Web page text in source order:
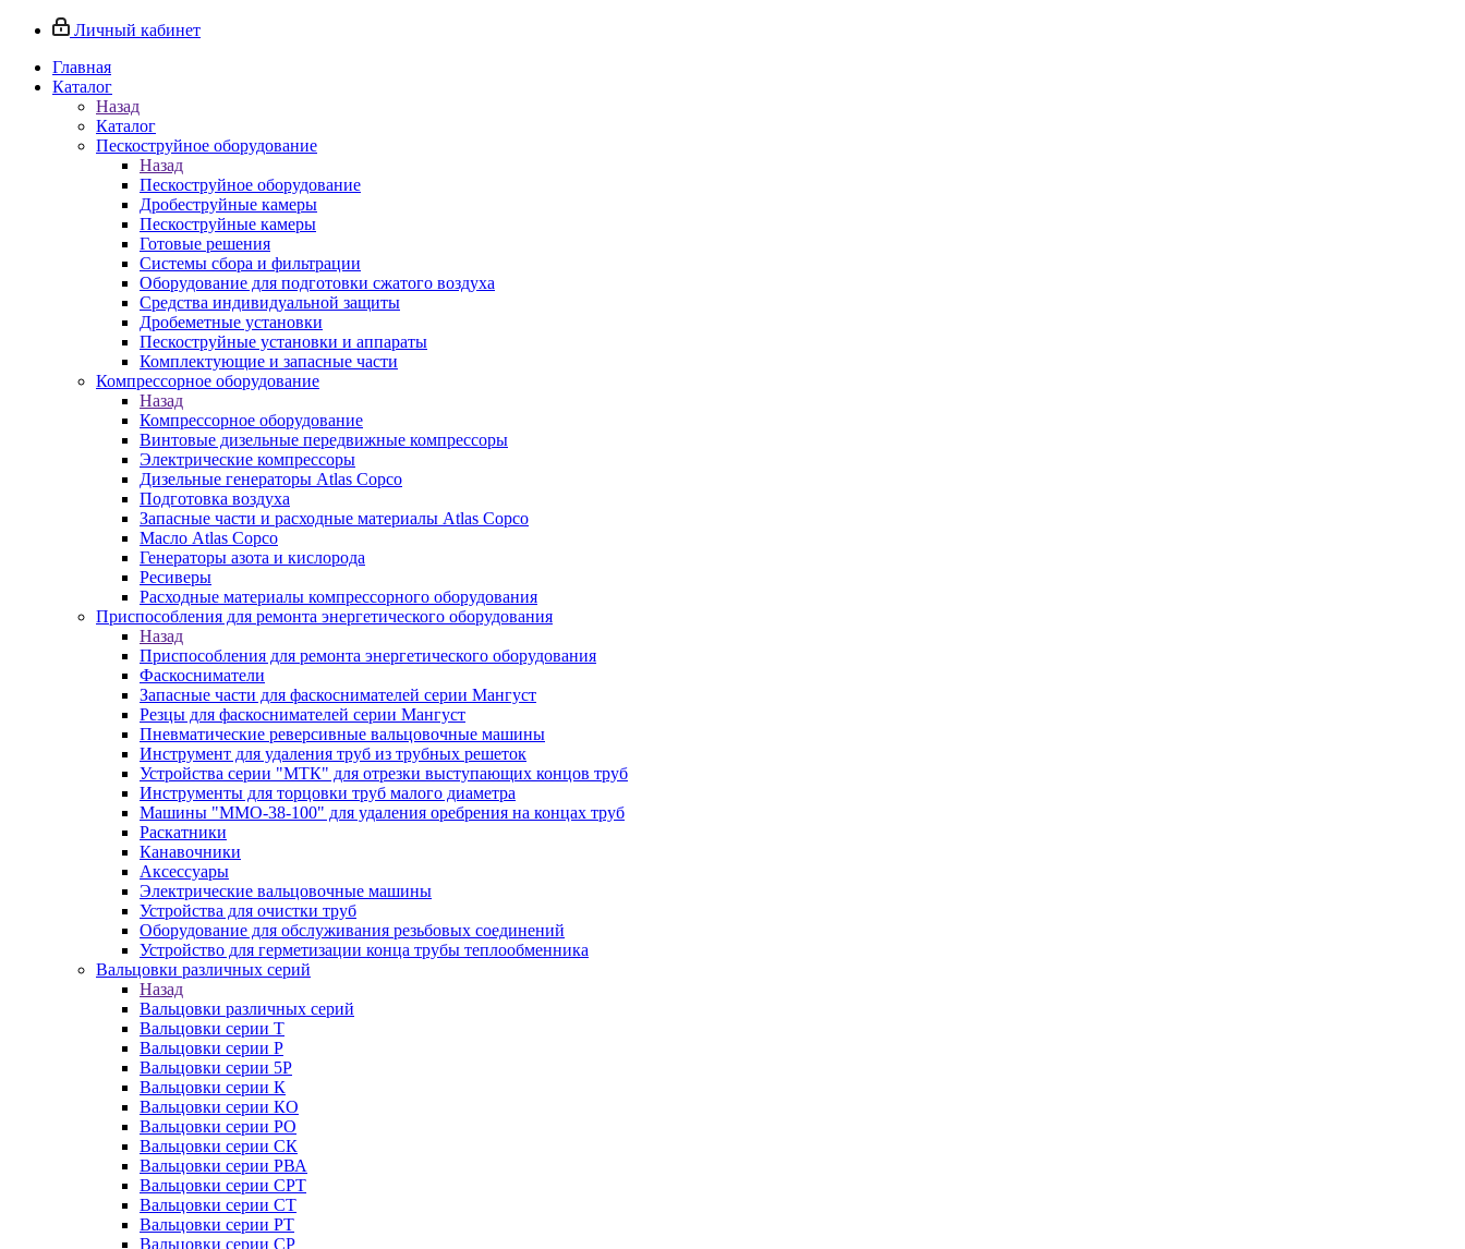
Личный кабинет
Главная
Каталог
Назад
Каталог
Пескоструйное оборудование
Назад
Пескоструйное оборудование
Дробеструйные камеры
Пескоструйные камеры
Готовые решения
Системы сбора и фильтрации
Оборудование для подготовки сжатого воздуха
Средства индивидуальной защиты
Дробеметные установки
Пескоструйные установки и аппараты
Комплектующие и запасные части
Компрессорное оборудование
Назад
Компрессорное оборудование
Винтовые дизельные передвижные компрессоры
Электрические компрессоры
Дизельные генераторы Atlas Copco
Подготовка воздуха
Запасные части и расходные материалы Atlas Copco
Масло Atlas Copco
Генераторы азота и кислорода
Ресиверы
Расходные материалы компрессорного оборудования
Приспособления для ремонта энергетического оборудования
Назад
Приспособления для ремонта энергетического оборудования
Фаскосниматели
Запасные части для фаскоснимателей серии Мангуст
Резцы для фаскоснимателей серии Мангуст
Пневматические реверсивные вальцовочные машины
Инструмент для удаления труб из трубных решеток
Устройства серии "МТК" для отрезки выступающих концов труб
Инструменты для торцовки труб малого диаметра
Машины "ММО-38-100" для удаления оребрения на концах труб
Раскатники
Канавочники
Аксессуары
Электрические вальцовочные машины
Устройства для очистки труб
Оборудование для обслуживания резьбовых соединений
Устройство для герметизации конца трубы теплообменника
Вальцовки различных серий
Назад
Вальцовки различных серий
Вальцовки серии Т
Вальцовки серии Р
Вальцовки серии 5Р
Вальцовки серии К
Вальцовки серии КО
Вальцовки серии РО
Вальцовки серии СК
Вальцовки серии РВА
Вальцовки серии СРТ
Вальцовки серии СТ
Вальцовки серии РТ
Вальцовки серии СР